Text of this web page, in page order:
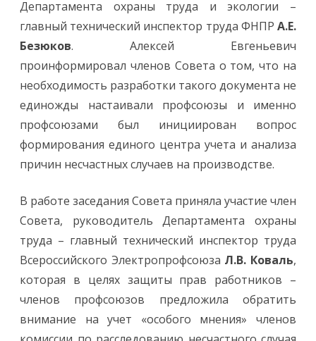
Департамента охраны труда и экологии –
главный технический инспектор труда ФНПР А.Е.
Безюков. Алексей Евгеньевич
проинформировал членов Совета о том, что на
необходимость разработки такого документа не
единожды настаивали профсоюзы и именно
профсоюзами был инициирован вопрос
формирования единого центра учета и анализа
причин несчастных случаев на производстве.
В работе заседания Совета приняла участие член
Совета, руководитель Департамента охраны
труда – главный технический инспектор труда
Всероссийского Электропрофсоюза Л.В. Коваль,
которая в целях защиты прав работников –
членов профсоюзов предложила обратить
внимание на учет «особого мнения» членов